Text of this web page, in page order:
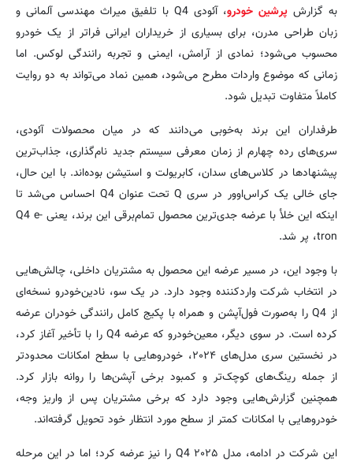
به گزارش پرشین خودرو
، آئودی Q4 با تلفیق میراث مهندسی آلمانی و
زبان طراحی مدرن، برای بسیاری از خریداران ایرانی فراتر از یک خودرو
محسوب می‌شود؛ نمادی از آرامش، ایمنی و تجربه رانندگی لوکس. اما
زمانی که موضوع واردات مطرح می‌شود، همین نماد می‌تواند به دو روایت
کاملاً متفاوت تبدیل شود.
طرفداران این برند به‌خوبی می‌دانند که در میان محصولات آئودی،
سری‌های رده چهارم از زمان معرفی سیستم جدید نام‌گذاری، جذاب‌ترین
پیشنهادها در کلاس‌های سدان، کابریولت و استیشن بوده‌اند. با این حال،
جای خالی یک کراس‌اوور در سری Q تحت عنوان Q4 احساس می‌شد تا
اینکه این خلأ با عرضه جدی‌ترین محصول تمام‌برقی این برند، یعنی Q4 e-
tron، پر شد.
با وجود این، در مسیر عرضه این محصول به مشتریان داخلی، چالش‌هایی
در انتخاب شرکت واردکننده وجود دارد. در یک سو، نادین‌خودرو نسخه‌ای
از Q4 را به‌صورت فول‌آپشن و همراه با پکیج کامل رانندگی خودران عرضه
کرده است. در سوی دیگر، معین‌خودرو که عرضه Q4 را با تأخیر آغاز کرد،
در نخستین سری مدل‌های ۲۰۲۴، خودروهایی با سطح امکانات محدودتر
از جمله رینگ‌های کوچک‌تر و کمبود برخی آپشن‌ها را روانه بازار کرد.
همچنین گزارش‌هایی وجود دارد که برخی مشتریان پس از واریز وجه،
خودروهایی با امکانات کمتر از سطح مورد انتظار خود تحویل گرفته‌اند.
این شرکت در ادامه، مدل ۲۰۲۵ Q4 را نیز عرضه کرد؛ اما در این مرحله